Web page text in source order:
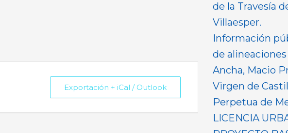
Exportación + iCal / Outlook
de la Travesía
Villaesper.
Información
de
Ancha, Macio
Virgen de
Perpetua de
LICENCIA